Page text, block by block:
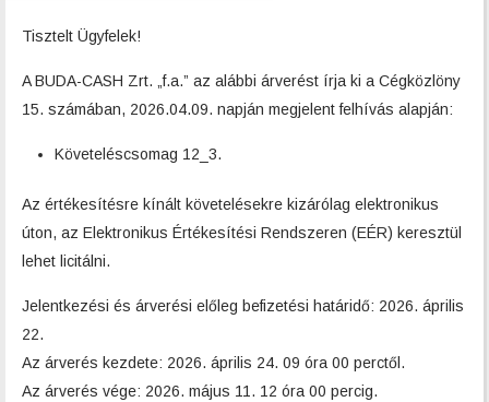
Tisztelt Ügyfelek!
A BUDA-CASH Zrt. „f.a.” az alábbi árverést írja ki a Cégközlöny
15. számában, 2026.04.09. napján megjelent felhívás alapján:
Követeléscsomag 12_3.
Az értékesítésre kínált követelésekre kizárólag elektronikus
úton, az Elektronikus Értékesítési Rendszeren (EÉR) keresztül
lehet licitálni.
Jelentkezési és árverési előleg befizetési határidő: 2026. április
22.
Az árverés kezdete: 2026. április 24. 09 óra 00 perctől.
Az árverés vége: 2026. május 11. 12 óra 00 percig.